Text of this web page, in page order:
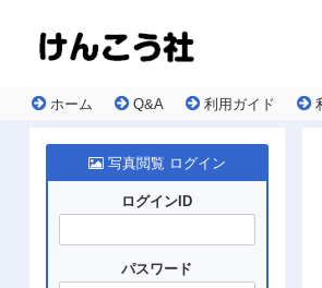
ホーム Q&A 利用ガイド
写真閲覧 ログイン
ログインID
パスワード